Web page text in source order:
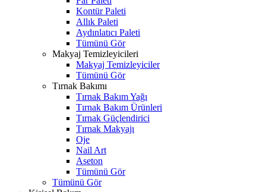
Kontür Paleti
Allık Paleti
Aydınlatıcı Paleti
Tümünü Gör
Makyaj Temizleyicileri
Makyaj Temizleyiciler
Tümünü Gör
Tırnak Bakımı
Tırnak Bakım Yağı
Tırnak Bakım Ürünleri
Tırnak Güçlendirici
Tırnak Makyajı
Oje
Nail Art
Aseton
Tümünü Gör
Tümünü Gör